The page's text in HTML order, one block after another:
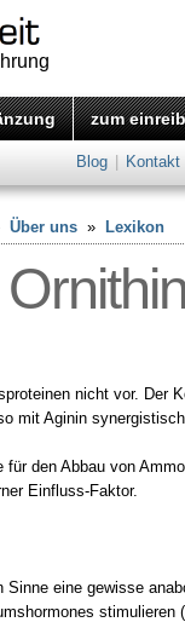
zum
Blog Kontakt
Über uns » Lexikon
nicht vor. Der
mit Aginin
für den Abbau von
Einfluss-Faktor.
eine gewisse
stimulieren